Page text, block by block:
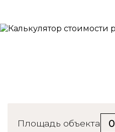
Площадь объекта 0